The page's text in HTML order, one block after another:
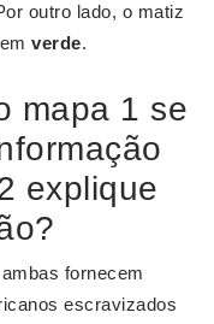
outro lado, o matiz
verde.
mapa 1 se
explique
fornecem
escravizados